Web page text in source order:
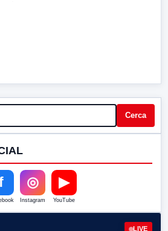
Cerca
◎
Instagram
▶
YouTube
LIVE